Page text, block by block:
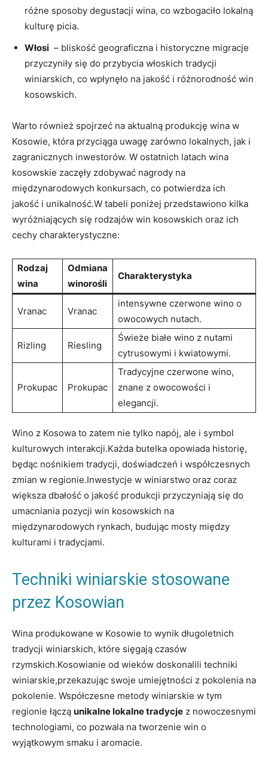
⁣różne​ sposoby degustacji wina, co wzbogaciło lokalną
kulturę picia.
Włosi ​ – ⁤bliskość geograficzna i historyczne migracje⁢
przyczyniły się do przybycia włoskich ⁣tradycji
winiarskich, co wpłynęło⁢ na jakość i różnorodność win
kosowskich.
Warto również spojrzeć na aktualną‌ produkcję ⁣wina w
‌Kosowie, która przyciąga uwagę zarówno⁣ lokalnych,⁣ jak i
zagranicznych ‌inwestorów. ‌W ostatnich​ latach wina
kosowskie zaczęły zdobywać nagrody na
‍międzynarodowych konkursach, co⁤ potwierdza ich
jakość⁤ i unikalność.W tabeli poniżej przedstawiono kilka
wyróżniających się rodzajów win⁣ kosowskich oraz ⁣ich
cechy​ charakterystyczne:
Rodzaj
wina
Odmiana
winorośli
Charakterystyka
Vranac Vranac
intensywne czerwone ‌wino o
owocowych nutach.
Rizling Riesling
Świeże białe wino ‌z nutami
cytrusowymi i kwiatowymi.
Prokupac Prokupac
Tradycyjne⁢ czerwone wino,
znane z owocowości ⁣i
elegancji.
Wino⁣ z Kosowa to zatem nie tylko napój, ale ⁣i ⁤symbol⁢
kulturowych interakcji.Każda⁣ butelka ⁤opowiada ‌historię,
będąc nośnikiem​ tradycji, doświadczeń⁢ i współczesnych
⁤zmian w ​regionie.Inwestycje w winiarstwo ⁣oraz coraz
‍większa​ dbałość o jakość produkcji przyczyniają się do
umacniania pozycji​ win kosowskich​ na
międzynarodowych⁢ rynkach, budując ⁤mosty ⁤między
kulturami i⁢ tradycjami.
Techniki ​winiarskie stosowane
przez Kosowian
Wina produkowane​ w ​Kosowie to ⁣wynik długoletnich
tradycji winiarskich, które sięgają czasów
rzymskich.Kosowianie⁣ od wieków doskonalili techniki​
winiarskie,przekazując swoje umiejętności⁢ z pokolenia na
pokolenie. Współczesne metody winiarskie w⁤ tym
regionie ‍łączą unikalne lokalne ​tradycje z nowoczesnymi
technologiami,​ co ⁢pozwala‍ na​ tworzenie⁤ win o‌
wyjątkowym ‌smaku i aromacie.